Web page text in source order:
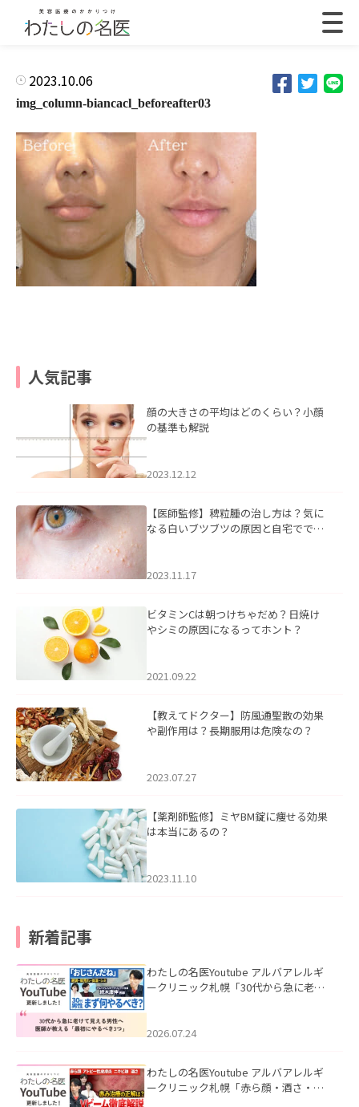
2023.10.06
img_column-biancacl_beforeafter03
人気記事
顔の大きさの平均はどのくらい？小顔
の基準も解説
2023.12.12
【医師監修】稗粒腫の治し方は？気に
なる白いブツブツの原因と自宅ででき
2023.11.17
ビタミンCは朝つけちゃだめ？日焼け
やシミの原因になるってホント？
2021.09.22
【教えてドクター】防風通聖散の効果
や副作用は？長期服用は危険なの？
2023.07.27
【薬剤師監修】ミヤBM錠に痩せる効果
は本当にあるの？
2023.11.10
新着記事
わたしの名医Youtube アルバアレルギ
ークリニック札幌「30代から急に老け
た。
2026.07.24
わたしの名医Youtube アルバアレルギ
ークリニック札幌「赤ら顔・酒さ・ニ